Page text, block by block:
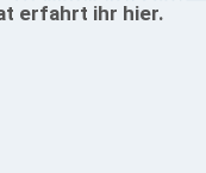
erfahrt ihr hier.